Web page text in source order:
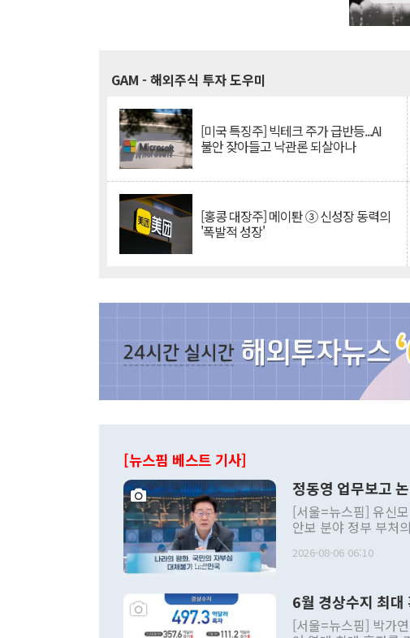
GAM - 해외주식 투자 도우미
[미국 특징주] 빅테크 주가 급반등...AI
불안 잦아들고 낙관론 되살아나
[홍콩 대장주] 메이퇀 ③ 신성장 동력의
'폭발적 성장'
[뉴스핌 베스트 기사]
정동영 업무보고
[서울=뉴스핌] 유신
안보 분야 정부 부처
발언 중에는 정부 내
주의적 희망에 근거
관의 대북 정책 관련
2026-08-06 06:10
6월 경상수지 최대
[서울=뉴스핌] 박가